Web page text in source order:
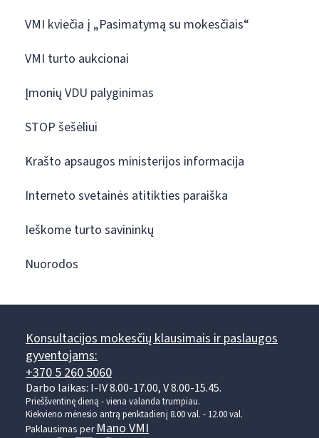
VMI kviečia į „Pasimatymą su mokesčiais“
VMI turto aukcionai
Įmonių VDU palyginimas
STOP šešėliui
Krašto apsaugos ministerijos informacija
Interneto svetainės atitikties paraiška
Ieškome turto savininkų
Nuorodos
Konsultacijos mokesčių klausimais ir paslaugos
gyventojams:
+370 5 260 5060
Darbo laikas: I-IV 8.00-17.00, V 8.00-15.45.
Prieššventinę dieną - viena valanda trumpiau.
Kiekvieno mėnesio antrą penktadienį 8.00 val. - 12.00 val.
Paklausimas perMano VMI